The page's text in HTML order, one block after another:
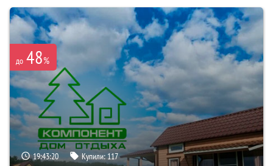
до 48%
19:43:19 Купили: 117